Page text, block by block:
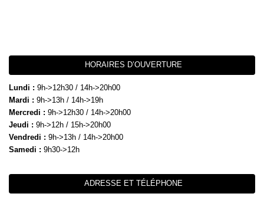
HORAIRES D’OUVERTURE
Lundi : 9h->12h30 / 14h->20h00
Mardi : 9h->13h / 14h->19h
Mercredi : 9h->12h30 / 14h->20h00
Jeudi : 9h->12h / 15h->20h00
Vendredi : 9h->13h / 14h->20h00
Samedi : 9h30->12h
ADRESSE ET TÉLÉPHONE